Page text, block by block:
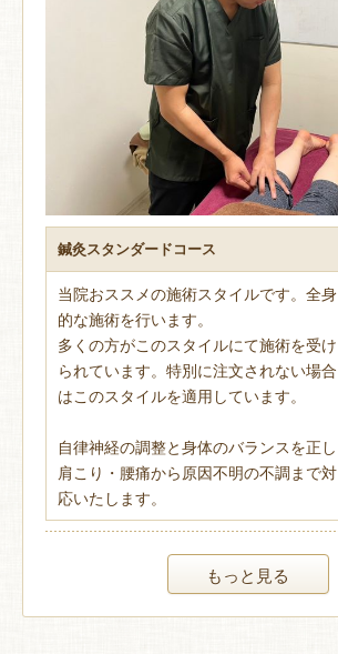
鍼灸スタンダードコース
当院おススメの施術スタイルです。全身
的な施術を行います。
多くの方がこのスタイルにて施術を受け
られています。特別に注文されない場合
はこのスタイルを適用しています。
自律神経の調整と身体のバランスを正し
肩こり・腰痛から原因不明の不調まで対
応いたします。
もっと見る